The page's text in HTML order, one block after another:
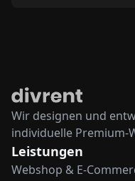
Wir designen und
individuelle Premium-
Leistungen
Webshop & E-